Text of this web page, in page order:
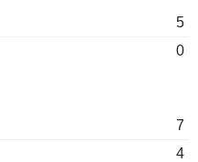
5
0
7
4